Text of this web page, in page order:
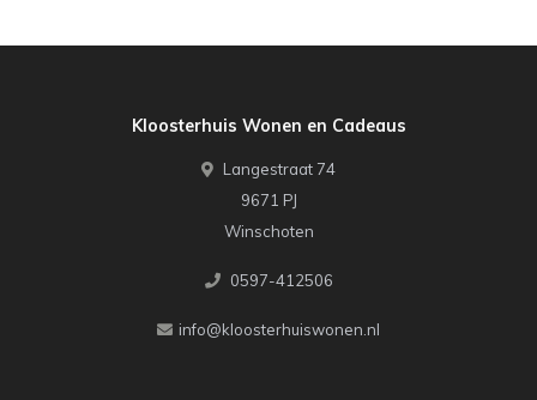
Kloosterhuis Wonen en Cadeaus
Langestraat 74
9671 PJ
Winschoten
0597-412506
info@kloosterhuiswonen.nl